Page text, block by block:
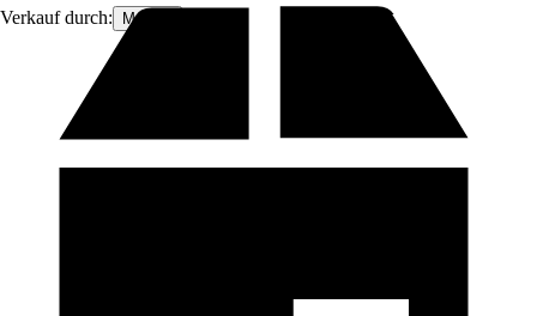
Verkauf durch: Moluna